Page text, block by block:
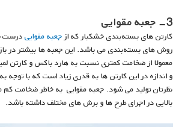
3- جعبه مقوایی
کارتن های بسته‌بندی خشکبار که از جعبه مقوایی درست
روش های بسته‌بندی می باشد. این جعبه ها بیشتر در
معمولا از ضخامت کمتری نسبت به هارد باکس و کارتن
و اندازه در این کارتن ها به قدری زیاد است که با توجه
نظرتان تولید می شود. جعبه مقوایی به خاطر ضخامت کم
بالایی در اجرای طرح ها و برش های مختلف داشته باشد.